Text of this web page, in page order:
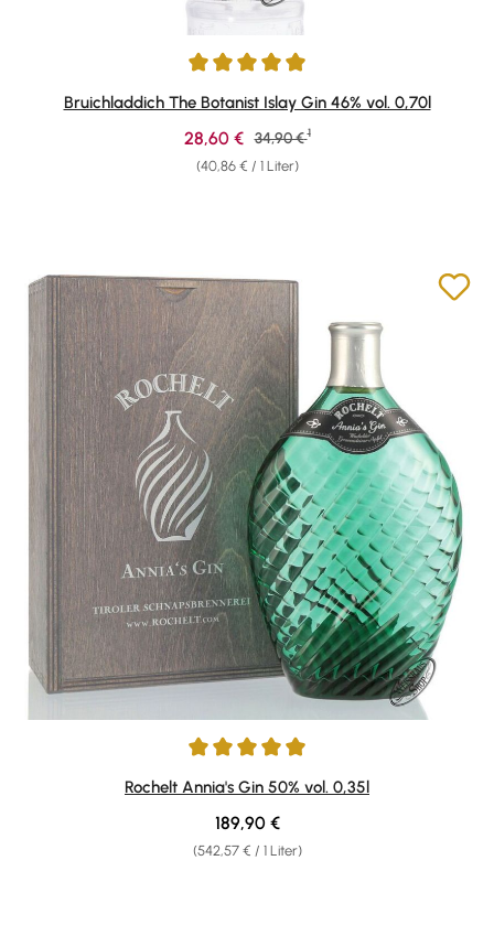
Durchschnittliche Bewertung von 4.89 von 5 Sternen
Bruichladdich The Botanist Islay Gin 46% vol. 0,70l
(40,86 € / 1 Liter)
Verkaufspreis:
28,60 € Regulärer Preis:
34,90 € 1
Durchschnittliche Bewertung von 4.96 von 5 Sternen
Rochelt Annia's Gin 50% vol. 0,35l
(542,57 € / 1 Liter)
Regulärer Preis:
189,90 €